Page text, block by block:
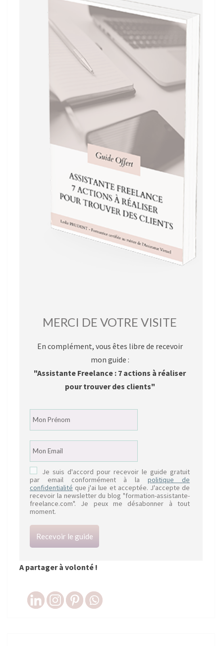
MERCI DE VOTRE VISITE
En complément, vous êtes libre de recevoir
mon guide :
"Assistante Freelance : 7 actions à réaliser
pour trouver des clients"
Je suis d'accord pour recevoir le guide gratuit
par email conformément à lapolitique de
confidentialité que j'ai lue et acceptée. J'accepte de
recevoir la newsletter du blog "formation-assistante-
freelance.com". Je peux me désabonner à tout
moment.
Recevoir le guide
A partager à volonté !